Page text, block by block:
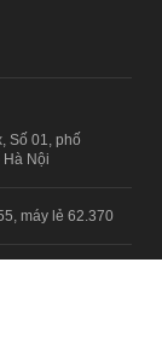
Số 01, phố
Nội
máy lẻ 62.370